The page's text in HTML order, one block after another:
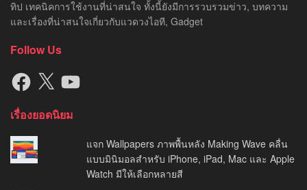
ทิป เทคนิคการใช้งานที่น่าสนใจ ทั้งนี้ยังมีการรวบรวมข่าว, บทความ
และเรื่องที่น่าสนใจเกี่ยวกับแวดวงไอที, Gadget
Follow Us
Facebook
X YouTube
เรื่องยอดนิยม
แจก Wallpapers ภาพพื้นหลัง Making Wave คลื่น
แบบมินิมอลสำหรับ iPhone, iPad, Mac และ Apple
Watch มีให้เลือกหลายสี